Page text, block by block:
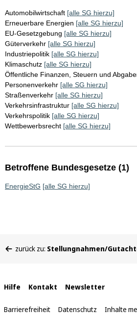
Automobilwirtschaft [alle SG hierzu]
Erneuerbare Energien [alle SG hierzu]
EU-Gesetzgebung [alle SG hierzu]
Güterverkehr [alle SG hierzu]
Industriepolitik [alle SG hierzu]
Klimaschutz [alle SG hierzu]
Öffentliche Finanzen, Steuern und
Personenverkehr [alle SG hierzu]
Straßenverkehr [alle SG hierzu]
Verkehrsinfrastruktur [alle SG hierzu]
Verkehrspolitik [alle SG hierzu]
Wettbewerbsrecht [alle SG hierzu]
Betroffene Bundesgesetze (1)
EnergieStG [alle SG hierzu]
befinden
zurück zu: Stellungnahmen/
Interne
Links
Hilfe Kontakt Newsletter
Barrierefreiheit Datenschutz Inhalte